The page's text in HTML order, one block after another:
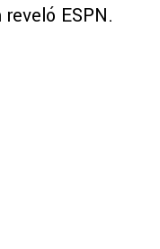
reveló ESPN.